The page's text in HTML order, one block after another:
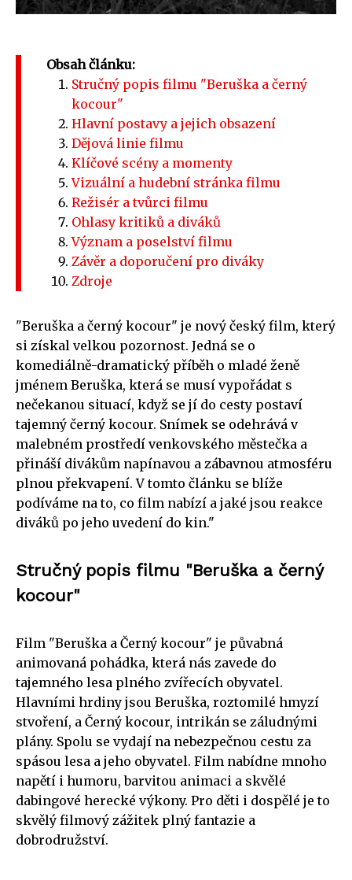
Obsah článku:
Stručný popis filmu "Beruška a černý
kocour"
Hlavní postavy a jejich obsazení
Dějová linie filmu
Klíčové scény a momenty
Vizuální a hudební stránka filmu
Režisér a tvůrci filmu
Ohlasy kritiků a diváků
Význam a poselství filmu
Závěr a doporučení pro diváky
Zdroje
"Beruška a černý kocour" je nový český film, který
si získal velkou pozornost. Jedná se o
komediálně-dramatický příběh o mladé ženě
jménem Beruška, která se musí vypořádat s
nečekanou situací, když se jí do cesty postaví
tajemný černý kocour. Snímek se odehrává v
malebném prostředí venkovského městečka a
přináší divákům napínavou a zábavnou atmosféru
plnou překvapení. V tomto článku se blíže
podíváme na to, co film nabízí a jaké jsou reakce
diváků po jeho uvedení do kin."
Stručný popis filmu "Beruška a černý
kocour"
Film "Beruška a Černý kocour" je půvabná
animovaná pohádka, která nás zavede do
tajemného lesa plného zvířecích obyvatel.
Hlavními hrdiny jsou Beruška, roztomilé hmyzí
stvoření, a Černý kocour, intrikán se záludnými
plány. Spolu se vydají na nebezpečnou cestu za
spásou lesa a jeho obyvatel. Film nabídne mnoho
napětí i humoru, barvitou animaci a skvělé
dabingové herecké výkony. Pro děti i dospělé je to
skvělý filmový zážitek plný fantazie a
dobrodružství.